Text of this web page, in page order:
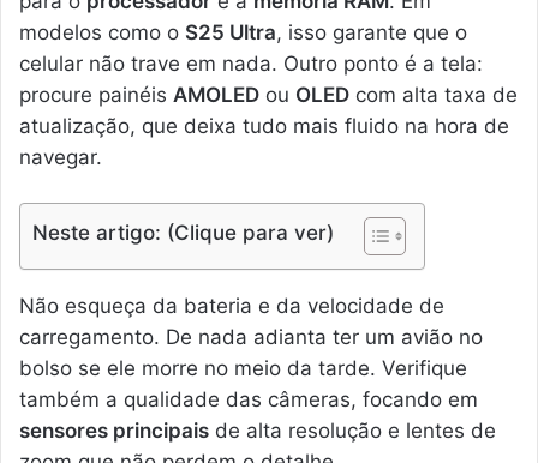
modelos como o S25 Ultra, isso garante que o
celular não trave em nada. Outro ponto é a tela:
procure painéis AMOLED ou OLED com alta taxa de
atualização, que deixa tudo mais fluido na hora de
navegar.
Neste artigo: (Clique para ver)
Não esqueça da bateria e da velocidade de
carregamento. De nada adianta ter um avião no
bolso se ele morre no meio da tarde. Verifique
também a qualidade das câmeras, focando em
sensores principais de alta resolução e lentes de